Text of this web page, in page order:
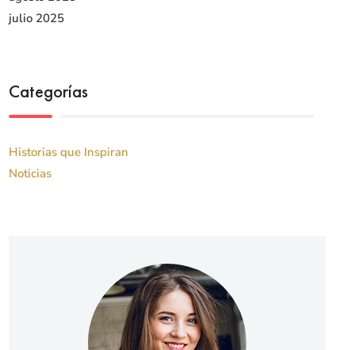
julio 2025
Categorías
Historias que Inspiran
Noticias